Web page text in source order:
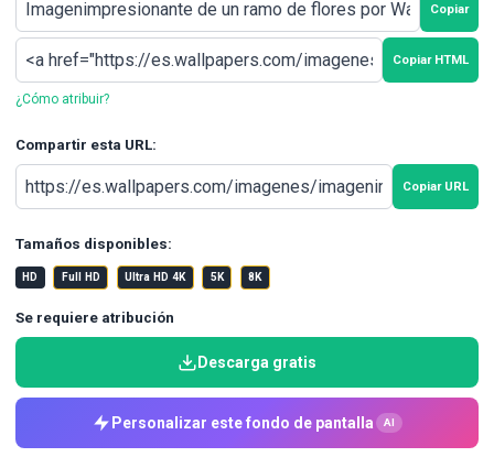
Copiar
Copiar HTML
¿Cómo atribuir?
Compartir esta URL:
Copiar URL
Tamaños disponibles:
HD Full HD Ultra HD 4K 5K 8K
Se requiere atribución
Descarga gratis
Personalizar este fondo de pantalla AI